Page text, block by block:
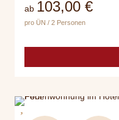
ab 103,00 €
pro ÜN / 2 Personen